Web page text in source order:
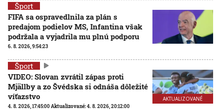
Šport
FIFA sa ospravedlnila za plán s
predajom podielov MS, Infantina však
podržala a vyjadrila mu plnú podporu
6. 8. 2026, 9:54:23
AKTUALIZOVANÉ
Šport
VIDEO: Slovan zvrátil zápas proti
Mjällby a zo Švédska si odnáša dôležité
víťazstvo
4. 8. 2026, 17:45:00 Aktualizované:4. 8. 2026, 20:12:00